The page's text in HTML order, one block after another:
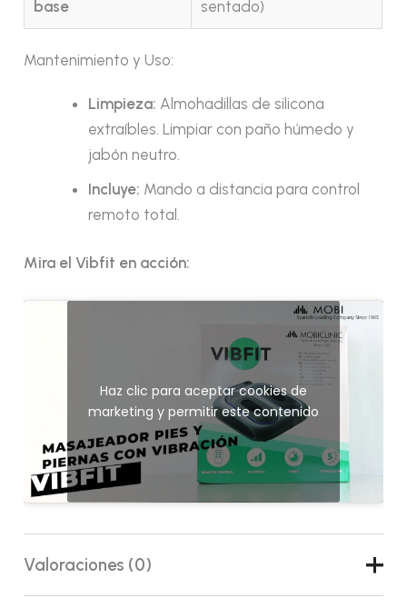
base
sentado)
Mantenimiento y Uso:
Limpieza: Almohadillas de silicona
extraíbles. Limpiar con paño húmedo y
jabón neutro.
Incluye: Mando a distancia para control
remoto total.
Mira el Vibfit en acción:
Haz clic para aceptar cookies de
marketing y permitir este contenido
Valoraciones (0)